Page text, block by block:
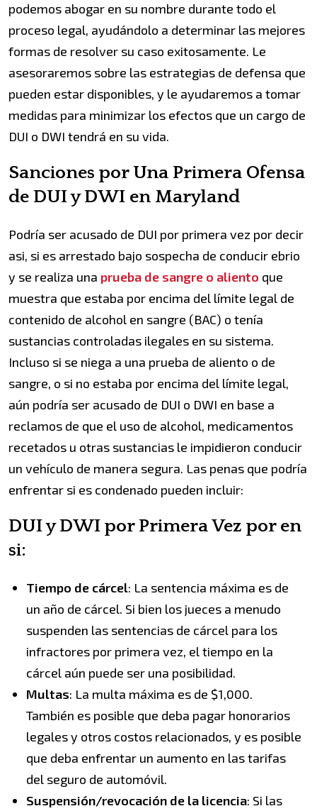
podemos abogar en su nombre durante todo el
proceso legal, ayudándolo a determinar las mejores
formas de resolver su caso exitosamente. Le
asesoraremos sobre las estrategias de defensa que
pueden estar disponibles, y le ayudaremos a tomar
medidas para minimizar los efectos que un cargo de
DUI o DWI tendrá en su vida.
Sanciones por Una Primera Ofensa
de DUI y DWI en Maryland
Podría ser acusado de DUI por primera vez por decir
asi, si es arrestado bajo sospecha de conducir ebrio
y se realiza una prueba de sangre o aliento que
muestra que estaba por encima del límite legal de
contenido de alcohol en sangre (BAC) o tenía
sustancias controladas ilegales en su sistema.
Incluso si se niega a una prueba de aliento o de
sangre, o si no estaba por encima del límite legal,
aún podría ser acusado de DUI o DWI en base a
reclamos de que el uso de alcohol, medicamentos
recetados u otras sustancias le impidieron conducir
un vehículo de manera segura. Las penas que podría
enfrentar si es condenado pueden incluir:
DUI y DWI por Primera Vez por en
si:
Tiempo de cárcel: La sentencia máxima es de
un año de cárcel. Si bien los jueces a menudo
suspenden las sentencias de cárcel para los
infractores por primera vez, el tiempo en la
cárcel aún puede ser una posibilidad.
Multas: La multa máxima es de $1,000.
También es posible que deba pagar honorarios
legales y otros costos relacionados, y es posible
que deba enfrentar un aumento en las tarifas
del seguro de automóvil.
Suspensión/revocación de la licencia: Si las